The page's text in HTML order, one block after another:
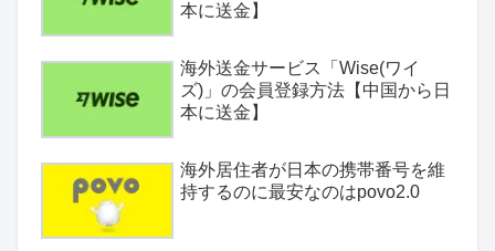
本に送金】
海外送金サービス「Wise(ワイ
ズ)」の会員登録方法【中国から日
本に送金】
海外居住者が日本の携帯番号を維
持するのに最安なのはpovo2.0